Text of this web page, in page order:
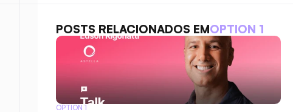
POSTS RELACIONADOS EMOPTION 1
OPTION 1